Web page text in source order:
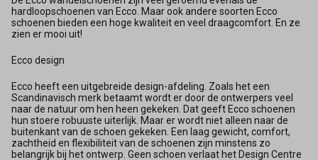
hardloopschoenen van Ecco. Maar ook andere soorten Ecco
schoenen bieden een hoge kwaliteit en veel draagcomfort. En ze
zien er mooi uit!
Ecco design
Ecco heeft een uitgebreide design-afdeling. Zoals het een
Scandinavisch merk betaamt wordt er door de ontwerpers veel
naar de natuur om hen heen gekeken. Dat geeft Ecco schoenen
hun stoere robuuste uiterlijk. Maar er wordt niet alleen naar de
buitenkant van de schoen gekeken. Een laag gewicht, comfort,
zachtheid en flexibiliteit van de schoenen zijn minstens zo
belangrijk bij het ontwerp. Geen schoen verlaat het Design Centre